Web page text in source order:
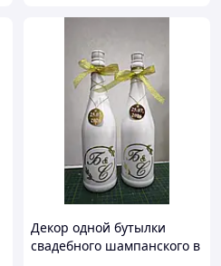
Декор одной бутылки
свадебного шампанского в